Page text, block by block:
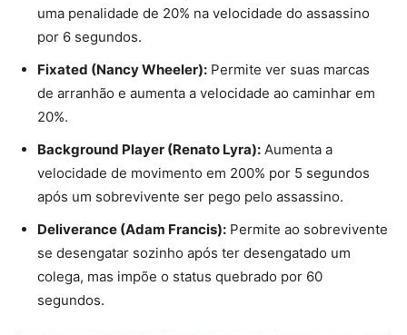
uma penalidade de 20% na velocidade do assassino
por 6 segundos.
Fixated (Nancy Wheeler): Permite ver suas marcas
de arranhão e aumenta a velocidade ao caminhar em
20%.
Background Player (Renato Lyra): Aumenta a
velocidade de movimento em 200% por 5 segundos
após um sobrevivente ser pego pelo assassino.
Deliverance (Adam Francis): Permite ao sobrevivente
se desengatar sozinho após ter desengatado um
colega, mas impõe o status quebrado por 60
segundos.